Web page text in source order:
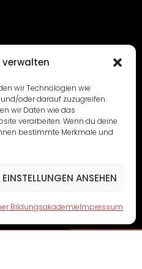
wir Technologien wie
oder darauf zuzugreifen.
wir Daten wie das
verarbeiten. Wenn du deine
bestimmte Merkmale und
EINSTELLUNGEN ANSEHEN
BildungsakademieImpressum